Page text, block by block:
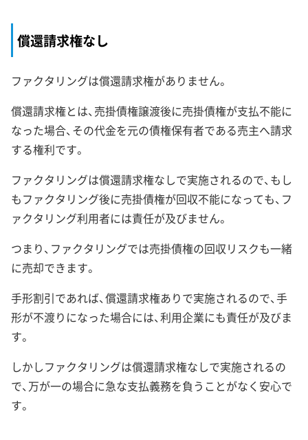
償還請求権なし
ファクタリングは償還請求権がありません。
償還請求権とは、売掛債権譲渡後に売掛債権が支払不能に
なった場合、その代金を元の債権保有者である売主へ請求
する権利です。
ファクタリングは償還請求権なしで実施されるので、もし
もファクタリング後に売掛債権が回収不能になっても、フ
ァクタリング利用者には責任が及びません。
つまり、ファクタリングでは売掛債権の回収リスクも一緒
に売却できます。
手形割引であれば、償還請求権ありで実施されるので、手
形が不渡りになった場合には、利用企業にも責任が及びま
す。
しかしファクタリングは償還請求権なしで実施されるの
で、万が一の場合に急な支払義務を負うことがなく安心で
す。